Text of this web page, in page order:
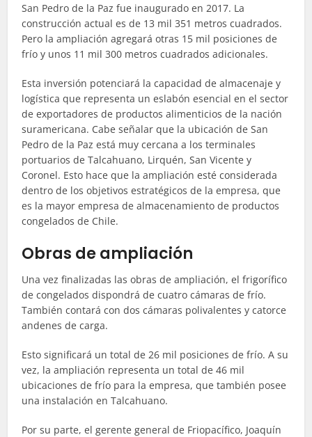
San Pedro de la Paz fue inaugurado en 2017. La
construcción actual es de 13 mil 351 metros cuadrados.
Pero la ampliación agregará otras 15 mil posiciones de
frío y unos 11 mil 300 metros cuadrados adicionales.
Esta inversión potenciará la capacidad de almacenaje y
logística que representa un eslabón esencial en el sector
de exportadores de productos alimenticios de la nación
suramericana. Cabe señalar que la ubicación de San
Pedro de la Paz está muy cercana a los terminales
portuarios de Talcahuano, Lirquén, San Vicente y
Coronel. Esto hace que la ampliación esté considerada
dentro de los objetivos estratégicos de la empresa, que
es la mayor empresa de almacenamiento de productos
congelados de Chile.
Obras de ampliación
Una vez finalizadas las obras de ampliación, el frigorífico
de congelados dispondrá de cuatro cámaras de frío.
También contará con dos cámaras polivalentes y catorce
andenes de carga.
Esto significará un total de 26 mil posiciones de frío. A su
vez, la ampliación representa un total de 46 mil
ubicaciones de frío para la empresa, que también posee
una instalación en Talcahuano.
Por su parte, el gerente general de Friopacífico, Joaquín